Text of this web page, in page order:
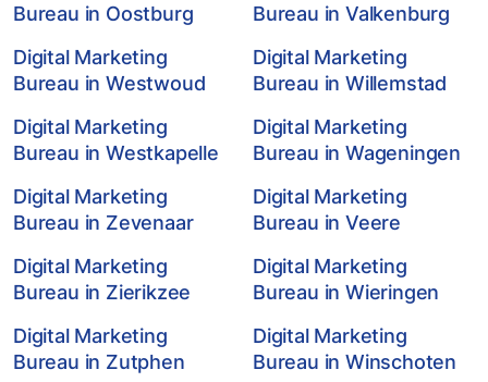
Bureau in Oostburg
Bureau in Valkenburg
Digital Marketing
Bureau in Westwoud
Digital Marketing
Bureau in Willemstad
Digital Marketing
Bureau in Westkapelle
Digital Marketing
Bureau in Wageningen
Digital Marketing
Bureau in Zevenaar
Digital Marketing
Bureau in Veere
Digital Marketing
Bureau in Zierikzee
Digital Marketing
Bureau in Wieringen
Digital Marketing
Bureau in Zutphen
Digital Marketing
Bureau in Winschoten